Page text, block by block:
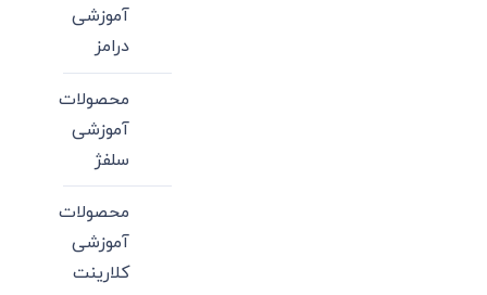
آموزشی
درامز
محصولات
آموزشی
سلفژ
محصولات
آموزشی
کلارینت